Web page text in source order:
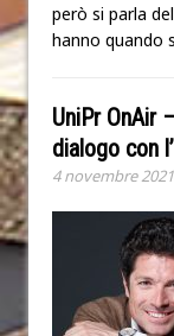
però si parla
hanno quando
UniPr OnAir
dialogo con
4 novembre 2021